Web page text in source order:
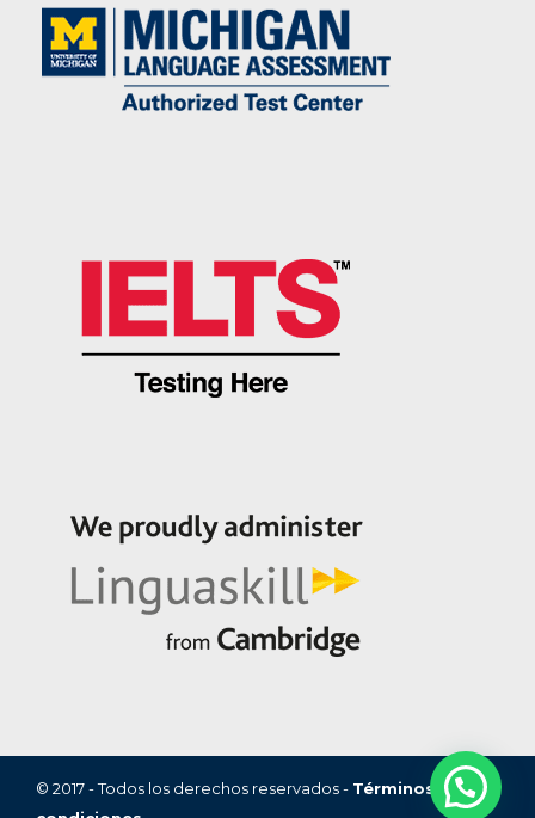
© 2017 - Todos los derechos reservados - Términos y